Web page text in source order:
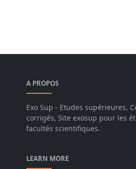
A PROPOS
Exo Sup - Etudes supérieures,
corrigés, Site exosup pour les
facultés scientifiques.
LEARN MORE